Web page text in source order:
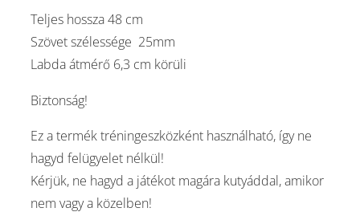
Teljes hossza 48 cm
Szövet szélessége 25mm
Labda átmérő 6,3 cm körüli
Biztonság!
Ez a termék tréningeszközként használható, így ne
hagyd felügyelet nélkül!
Kérjük, ne hagyd a játékot magára kutyáddal, amikor
nem vagy a közelben!